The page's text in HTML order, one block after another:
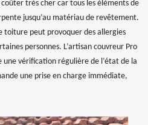
très cher car tous les éléments de
jusqu’au matériau de revêtement.
toiture peut provoquer des allergies
personnes. L’artisan couvreur Pro
une vérification régulière de l’état de la
une prise en charge immédiate,